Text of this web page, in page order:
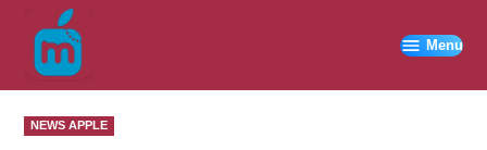
contenuto
Menu
PUBBLICATO
IN
NEWS APPLE